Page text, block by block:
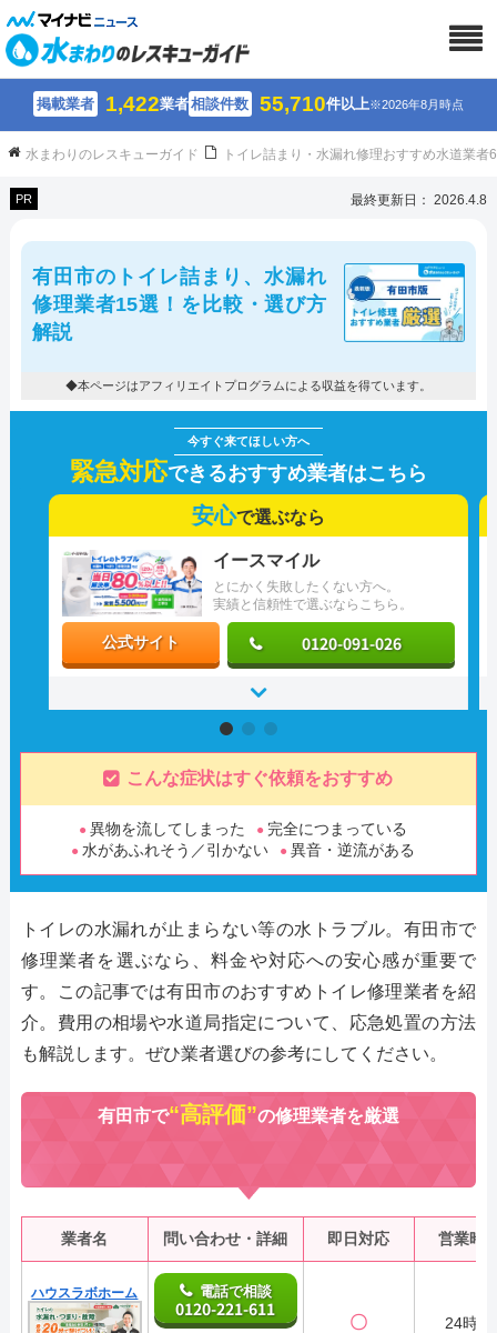
掲載業者 1,422業者相談件数 55,710件以上※2026年8月時点
水まわりのレスキューガイド トイレ詰まり・水漏れ修理おすすめ水道業
PR 最終更新日： 2026.4.8
有田市のトイレ詰まり、水漏れ
修理業者15選！を比較・選び方
解説
◆本ページはアフィリエイトプログラムによる収益を得ています。
緊急対応できるおすすめ業者はこちら
安心で選ぶなら
とにかく失敗したくない方へ。
実績と信頼性で選ぶならこちら。
イースマイル
公式サイト 0120-091-026
こんな症状はすぐ依頼をおすすめ
異物を流してしまった
完全につまっている
水があふれそう／引かない
異音・逆流がある
トイレの水漏れが止まらない等の水トラブル。有田市で
修理業者を選ぶなら、料金や対応への安心感が重要で
す。この記事では有田市のおすすめトイレ修理業者を紹
介。費用の相場や水道局指定について、応急処置の方法
も解説します。ぜひ業者選びの参考にしてください。
有田市で“高評価”の修理業者を厳選
業者名 問い合わせ・詳細 即日対応 営業時
ハウスラボホーム 電話で相談
0120-221-611
〇 24時間